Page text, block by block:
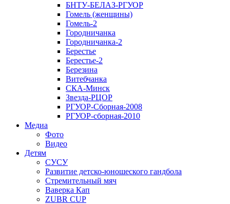
БНТУ-БЕЛАЗ-РГУОР
Гомель (женщины)
Гомель-2
Городничанка
Городничанка-2
Берестье
Берестье-2
Березина
Витебчанка
СКА-Минск
Звезда-РЦОР
РГУОР-Сборная-2008
РГУОР-сборная-2010
Медиа
Фото
Видео
Детям
СУСУ
Развитие детско-юношеского гандбола
Стремительный мяч
Ваверка Кап
ZUBR CUP